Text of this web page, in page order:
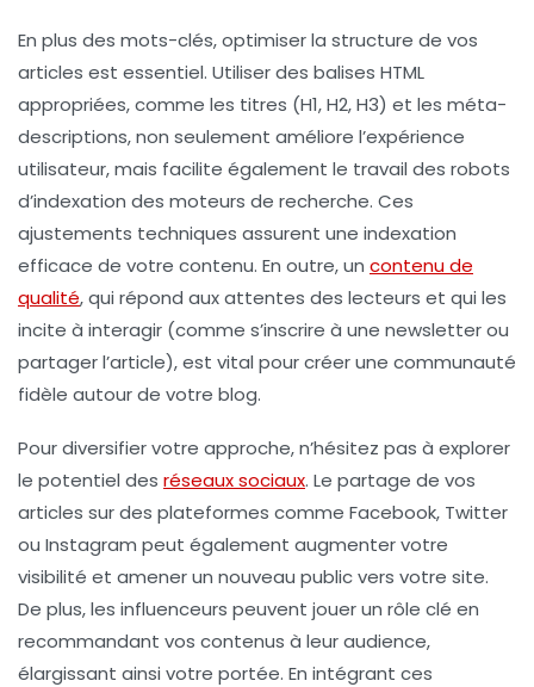
En plus des mots-clés, optimiser la structure de vos
articles est essentiel. Utiliser des balises HTML
appropriées, comme les titres (H1, H2, H3) et les méta-
descriptions, non seulement améliore l’expérience
utilisateur, mais facilite également le travail des robots
d’indexation des moteurs de recherche. Ces
ajustements techniques assurent une indexation
efficace de votre contenu. En outre, un contenu de
qualité, qui répond aux attentes des lecteurs et qui les
incite à interagir (comme s’inscrire à une newsletter ou
partager l’article), est vital pour créer une communauté
fidèle autour de votre blog.
Pour diversifier votre approche, n’hésitez pas à explorer
le potentiel des réseaux sociaux. Le partage de vos
articles sur des plateformes comme Facebook, Twitter
ou Instagram peut également augmenter votre
visibilité et amener un nouveau public vers votre site.
De plus, les influenceurs peuvent jouer un rôle clé en
recommandant vos contenus à leur audience,
élargissant ainsi votre portée. En intégrant ces